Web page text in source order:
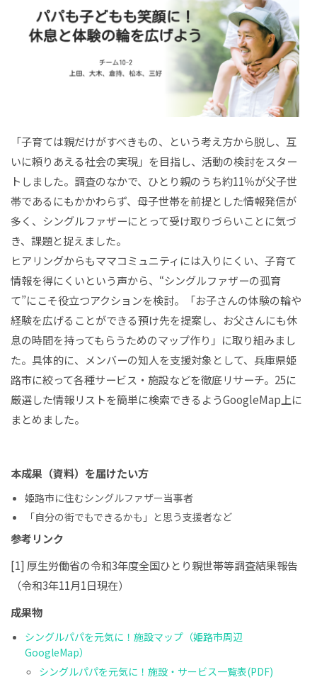
「子育ては親だけがすべきもの、という考え方から脱し、互
いに頼りあえる社会の実現」を目指し、活動の検討をスター
トしました。調査のなかで、ひとり親のうち約11％が父子世
帯であるにもかかわらず、母子世帯を前提とした情報発信が
多く、シングルファザーにとって受け取りづらいことに気づ
き、課題と捉えました。
ヒアリングからもママコミュニティには入りにくい、子育て
情報を得にくいという声から、“シングルファザーの孤育
て”にこそ役立つアクションを検討。「お子さんの体験の輪や
経験を広げることができる預け先を提案し、お父さんにも休
息の時間を持ってもらうためのマップ作り」に取り組みまし
た。具体的に、メンバーの知人を支援対象として、兵庫県姫
路市に絞って各種サービス・施設などを徹底リサーチ。25に
厳選した情報リストを簡単に検索できるようGoogleMap上に
まとめました。
本成果（資料）を届けたい方
姫路市に住むシングルファザー当事者
「自分の街でもできるかも」と思う支援者など
参考リンク
[1] 厚生労働省の令和3年度全国ひとり親世帯等調査結果報告
（令和3年11月1日現在）
成果物
シングルパパを元気に！施設マップ（姫路市周辺
GoogleMap）
シングルパパを元気に！施設・サービス一覧表(PDF)